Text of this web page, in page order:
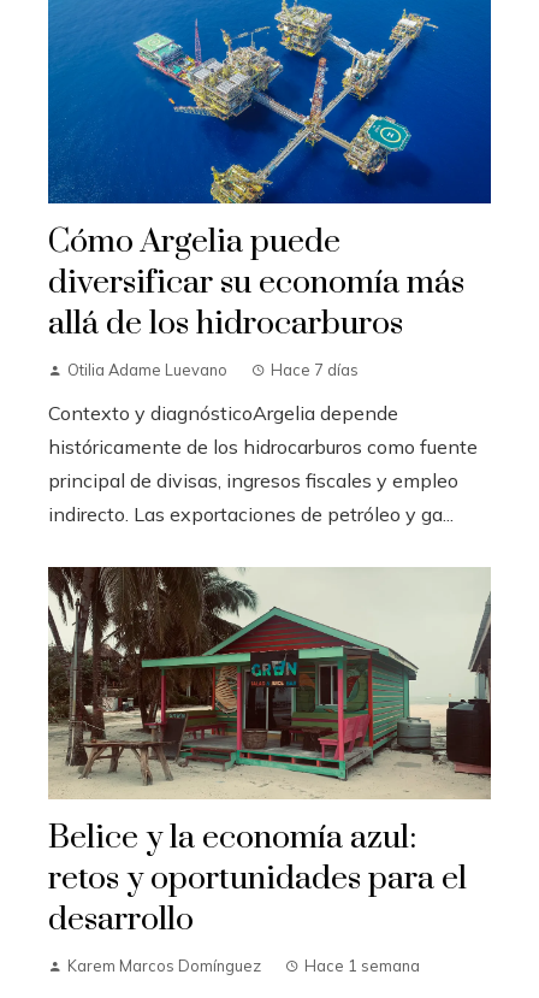
Cómo Argelia puede
diversificar su economía más
allá de los hidrocarburos
Otilia Adame Luevano Hace 7 días
Contexto y diagnósticoArgelia depende
históricamente de los hidrocarburos como fuente
principal de divisas, ingresos fiscales y empleo
indirecto. Las exportaciones de petróleo y ga...
Belice y la economía azul:
retos y oportunidades para el
desarrollo
Karem Marcos Domínguez Hace 1 semana